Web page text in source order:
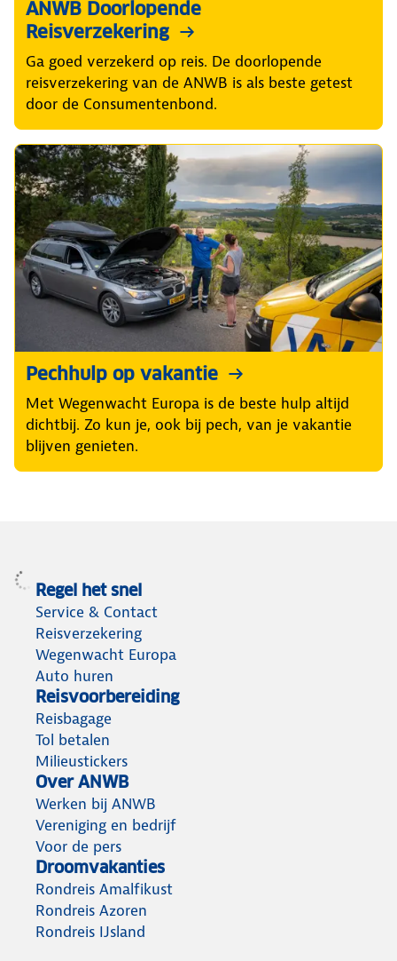
ANWB Doorlopende
Reisverzekering
Ga goed verzekerd op reis. De doorlopende
reisverzekering van de ANWB is als beste getest
door de Consumentenbond.
Pechhulp op vakantie
Met Wegenwacht Europa is de beste hulp altijd
dichtbij. Zo kun je, ook bij pech, van je vakantie
blijven genieten.
Regel het snel
Service & Contact
Reisverzekering
Wegenwacht Europa
Auto huren
Reisvoorbereiding
Reisbagage
Tol betalen
Milieustickers
Over ANWB
Werken bij ANWB
Vereniging en bedrijf
Voor de pers
Droomvakanties
Rondreis Amalfikust
Rondreis Azoren
Rondreis IJsland